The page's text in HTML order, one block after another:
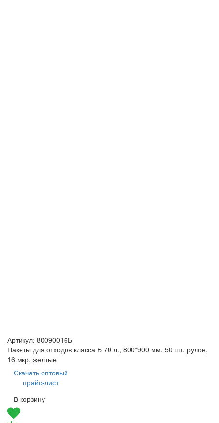
Артикул: 80090016Б
Пакеты для отходов класса Б 70 л., 800*900 мм. 50 шт. рулон,
16 мкр, желтые
Скачать оптовый
прайс-лист
В корзину